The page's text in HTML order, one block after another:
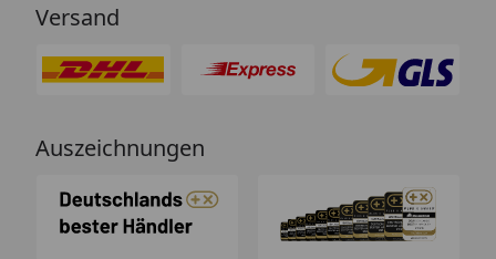
Versand
Auszeichnungen